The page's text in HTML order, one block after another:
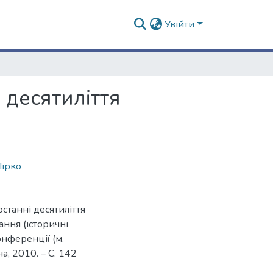
Увійти
десятиліття
(історичні
(м.
2010. – С. 142